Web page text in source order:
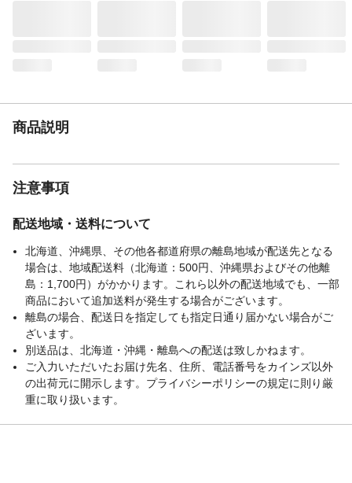
材質・原材料・原産
国
本体：スチール(粉体塗装) 台湾製
商品コード / 型番
商品説明
注意事項
配送地域・送料について
北海道、沖縄県、その他各都道府県の離島地域が配送先となる
場合は、地域配送料（北海道：500円、沖縄県およびその他離
島：1,700円）がかかります。これら以外の配送地域でも、一部
商品において追加送料が発生する場合がございます。
離島の場合、配送日を指定しても指定日通り届かない場合がご
ざいます。
別送品は、北海道・沖縄・離島への配送は致しかねます。
ご入力いただいたお届け先名、住所、電話番号をカインズ以外
の出荷元に開示します。プライバシーポリシーの規定に則り厳
重に取り扱います。